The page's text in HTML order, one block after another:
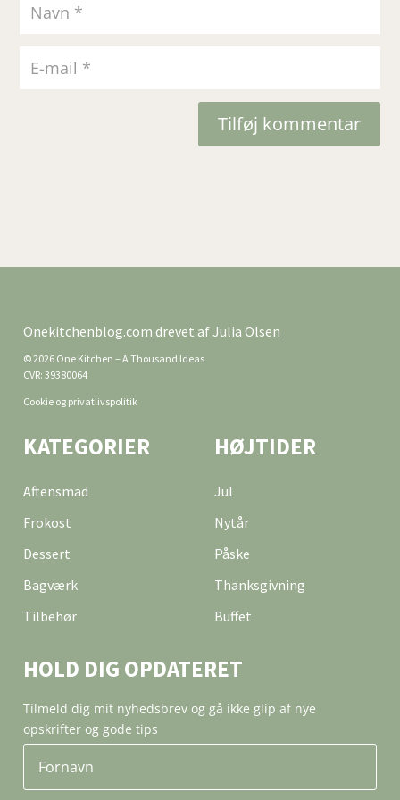
Tilføj kommentar
Onekitchenblog.com drevet af Julia Olsen
© 2026 One Kitchen – A Thousand Ideas
CVR: 39380064
Cookie og privatlivspolitik
KATEGORIER
Aftensmad
Frokost
Dessert
Bagværk
Tilbehør
HØJTIDER
Jul
Nytår
Påske
Thanksgivning
Buffet
HOLD DIG OPDATERET
Tilmeld dig mit nyhedsbrev og gå ikke glip af nye
opskrifter og gode tips